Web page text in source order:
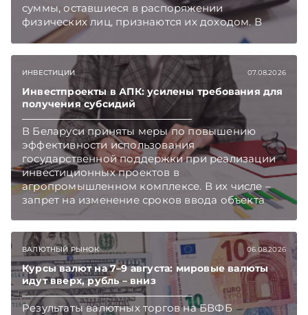
суммы, оставшиеся в распоряжении
физических лиц, признаются их доходом. В
этом случае организация как налоговый агент
бюджет подоходный налог, напоминает МНС.
ИНВЕСТИЦИИ 07.08.2026
Инвестпроекты в АПК: усилены требования для
получения субсидий
В Беларуси приняты меры по повышению
эффективности использования
государственной поддержки при реализации
инвестиционных проектов в
агропромышленном комплексе. В их числе –
запрет на изменение сроков ввода объекта
инвестиций в эксплуатацию и его выхода на
Telegram‑канал и Viber. Главное об экономике
Беларуси — раньше, чем в новостях
TelegramViber
ВАЛЮТНЫЙ РЫНОК 06.08.2026
Курсы валют на 7–9 августа: мировые валюты
идут вверх, рубль – вниз
Результаты валютных торгов на БВФБ